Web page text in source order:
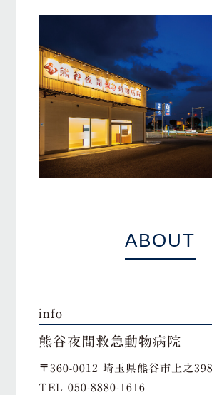
ABOUT
info
熊谷夜間救急動物病院
〒360-0012 埼玉県熊谷市上之
TEL050-8880-1616